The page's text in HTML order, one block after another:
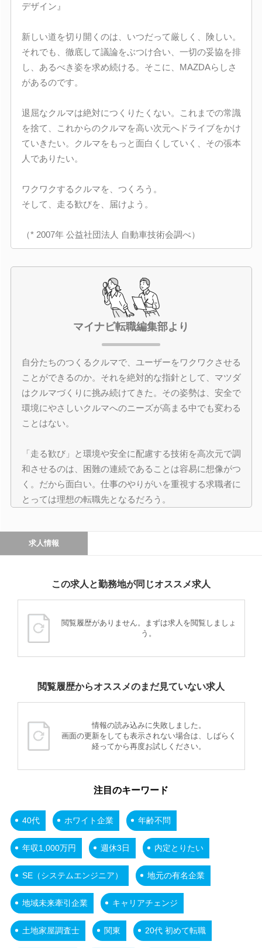
デザイン』
新しい道を切り開くのは、いつだって厳しく、険しい。
それでも、徹底して議論をぶつけ合い、一切の妥協を排
し、あるべき姿を求め続ける。そこに、MAZDAらしさ
があるのです。
退屈なクルマは絶対につくりたくない。これまでの常識
を捨て、これからのクルマを高い次元へドライブをかけ
ていきたい。クルマをもっと面白くしていく、その張本
人でありたい。
ワクワクするクルマを、つくろう。
そして、走る歓びを、届けよう。
（* 2007年 公益社団法人 自動車技術会調べ）
マイナビ転職編集部より
自分たちのつくるクルマで、ユーザーをワクワクさせる
ことができるのか。それを絶対的な指針として、マツダ
はクルマづくりに挑み続けてきた。その姿勢は、安全で
環境にやさしいクルマへのニーズが高まる中でも変わる
ことはない。
「走る歓び」と環境や安全に配慮する技術を高次元で調
和させるのは、困難の連続であることは容易に想像がつ
く。だから面白い。仕事のやりがいを重視する求職者に
とっては理想の転職先となるだろう。
求人情報
この求人と勤務地が同じオススメ求人
閲覧履歴がありません。まずは求人を閲覧しましょ
う。
閲覧履歴からオススメのまだ見ていない求人
情報の読み込みに失敗しました。
画面の更新をしても表示されない場合は、しばらく
経ってから再度お試しください。
注目のキーワード
40代 ホワイト企業 年齢不問
年収1,000万円 週休3日 内定とりたい
SE（システムエンジニア） 地元の有名企業
地域未来牽引企業 キャリアチェンジ
土地家屋調査士 関東 20代 初めて転職